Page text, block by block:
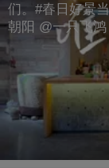
们。#春日好景
朝阳 @一只飞